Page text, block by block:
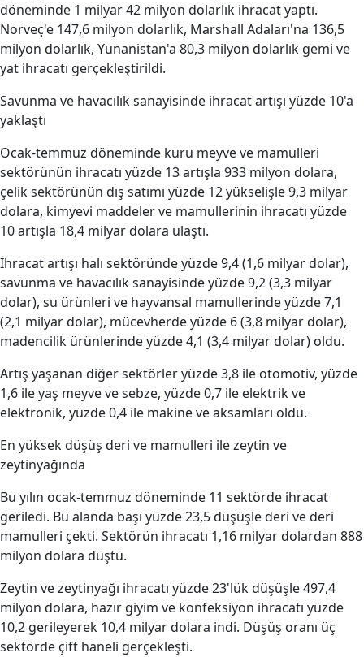
döneminde 1 milyar 42 milyon dolarlık ihracat yaptı.
Norveç'e 147,6 milyon dolarlık, Marshall Adaları'na 136,5
milyon dolarlık, Yunanistan'a 80,3 milyon dolarlık gemi ve
yat ihracatı gerçekleştirildi.
Savunma ve havacılık sanayisinde ihracat artışı yüzde 10'a
yaklaştı
Ocak-temmuz döneminde kuru meyve ve mamulleri
sektörünün ihracatı yüzde 13 artışla 933 milyon dolara,
çelik sektörünün dış satımı yüzde 12 yükselişle 9,3 milyar
dolara, kimyevi maddeler ve mamullerinin ihracatı yüzde
10 artışla 18,4 milyar dolara ulaştı.
İhracat artışı halı sektöründe yüzde 9,4 (1,6 milyar dolar),
savunma ve havacılık sanayisinde yüzde 9,2 (3,3 milyar
dolar), su ürünleri ve hayvansal mamullerinde yüzde 7,1
(2,1 milyar dolar), mücevherde yüzde 6 (3,8 milyar dolar),
madencilik ürünlerinde yüzde 4,1 (3,4 milyar dolar) oldu.
Artış yaşanan diğer sektörler yüzde 3,8 ile otomotiv, yüzde
1,6 ile yaş meyve ve sebze, yüzde 0,7 ile elektrik ve
elektronik, yüzde 0,4 ile makine ve aksamları oldu.
En yüksek düşüş deri ve mamulleri ile zeytin ve
zeytinyağında
Bu yılın ocak-temmuz döneminde 11 sektörde ihracat
geriledi. Bu alanda başı yüzde 23,5 düşüşle deri ve deri
mamulleri çekti. Sektörün ihracatı 1,16 milyar dolardan 888
milyon dolara düştü.
Zeytin ve zeytinyağı ihracatı yüzde 23'lük düşüşle 497,4
milyon dolara, hazır giyim ve konfeksiyon ihracatı yüzde
10,2 gerileyerek 10,4 milyar dolara indi. Düşüş oranı üç
sektörde çift haneli gerçekleşti.